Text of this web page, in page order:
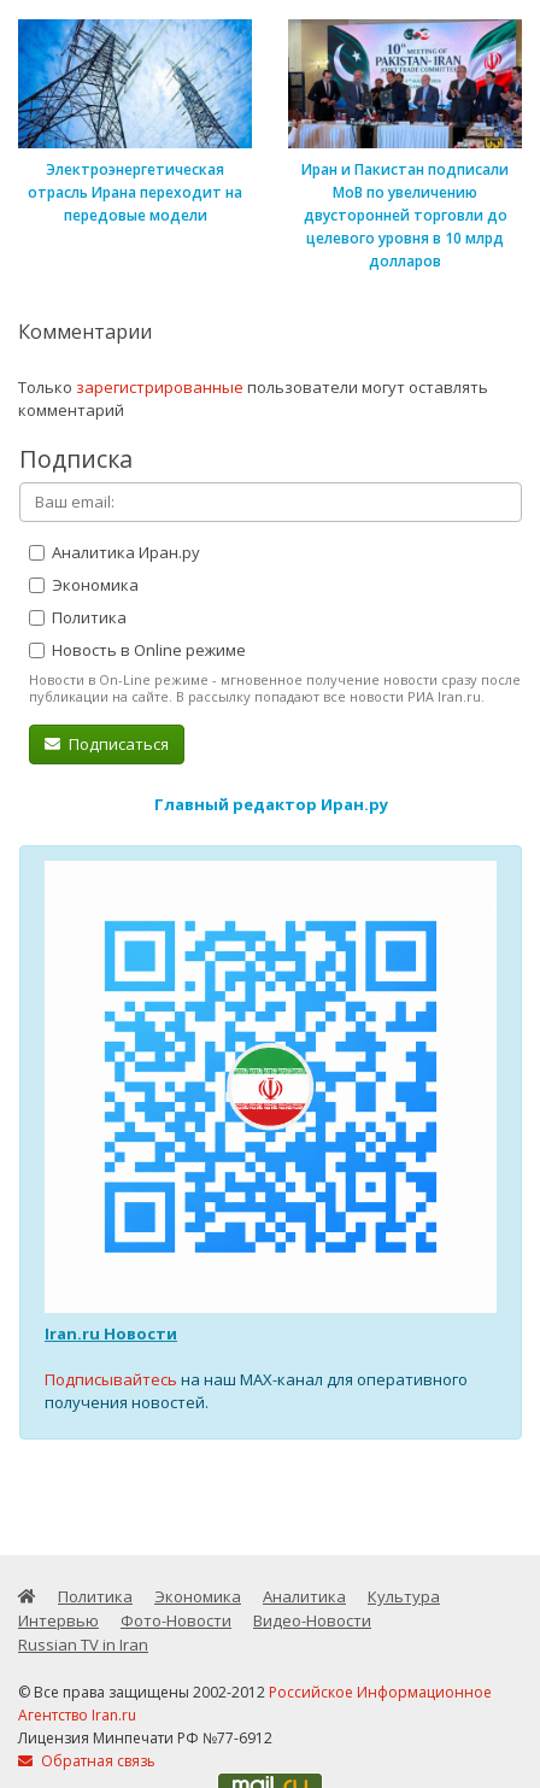
Электроэнергетическая
отрасль Ирана переходит на
передовые модели
Иран и Пакистан подписали
МоВ по увеличению
двусторонней торговли до
целевого уровня в 10 млрд
долларов
Комментарии
Только зарегистрированные пользователи могут оставлять
комментарий
Подписка
Аналитика Иран.ру
Экономика
Политика
Новость в Online режиме
Новости в On-Line режиме - мгновенное получение новости сразу после
публикации на сайте. В рассылку попадают все новости РИА Iran.ru.
Подписаться
Главный редактор Иран.ру
Iran.ru Новости
Подписывайтесь на наш MAX-канал для оперативного
получения новостей.
Политика Экономика Аналитика
Культура
Интервью
Фото-Новости
Видео-Новости
Russian TV in Iran
© Все права защищены 2002-2012 Российское Информационное
Агентство Iran.ru
Лицензия Минпечати РФ №77-6912
Обратная связь